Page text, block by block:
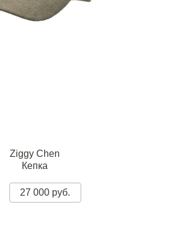
Ziggy Chen
Кепка
27 000 руб.